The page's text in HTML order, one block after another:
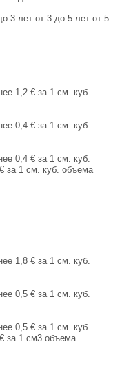
3 лет от 3 до 5 лет от 5
1,2 € за 1 см. куб
0,4 € за 1 см. куб.
0,4 € за 1 см. куб.
за 1 см. куб. объема
1,8 € за 1 см. куб.
0,5 € за 1 см. куб.
0,5 € за 1 см. куб.
за 1 см3 объема